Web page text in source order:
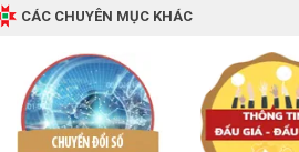
CÁC CHUYÊN MỤC KHÁC